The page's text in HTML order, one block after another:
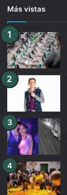
Más vistas